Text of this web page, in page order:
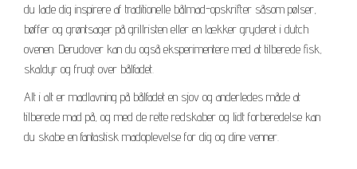
du lade dig inspirere af traditionelle bålmad-opskrifter såsom pølser,
bøffer og grøntsager på grillristen eller en lækker gryderet i dutch
ovenen. Derudover kan du også eksperimentere med at tilberede fisk,
skaldyr og frugt over bålfadet.
Alt i alt er madlavning på bålfadet en sjov og anderledes måde at
tilberede mad på, og med de rette redskaber og lidt forberedelse kan
du skabe en fantastisk madoplevelse for dig og dine venner.